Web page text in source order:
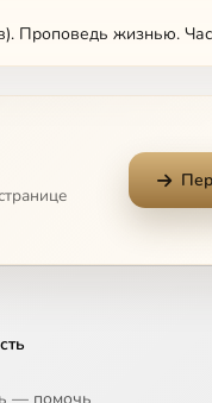
Проповедь жизнью.
1
было мечтой